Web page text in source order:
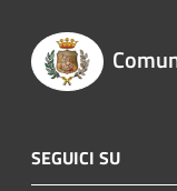
SEGUICI SU